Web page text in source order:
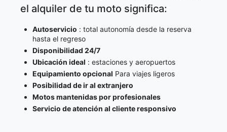
el alquiler de tu moto significa:
Autoservicio : total autonomía desde la reserva
hasta el regreso
Disponibilidad 24/7
Ubicación ideal : estaciones y aeropuertos
Equipamiento opcional Para viajes ligeros
Posibilidad de ir al extranjero
Motos mantenidas por profesionales
Servicio de atención al cliente responsivo